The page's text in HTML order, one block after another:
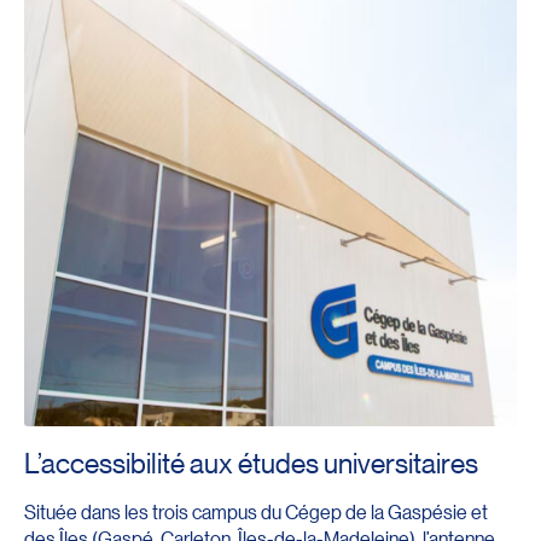
L’accessibilité aux études universitaires
Située dans les trois campus du Cégep de la Gaspésie et